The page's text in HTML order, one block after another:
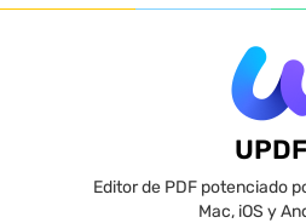
UPDF
Editor de PDF potenciado
Mac, iOS y